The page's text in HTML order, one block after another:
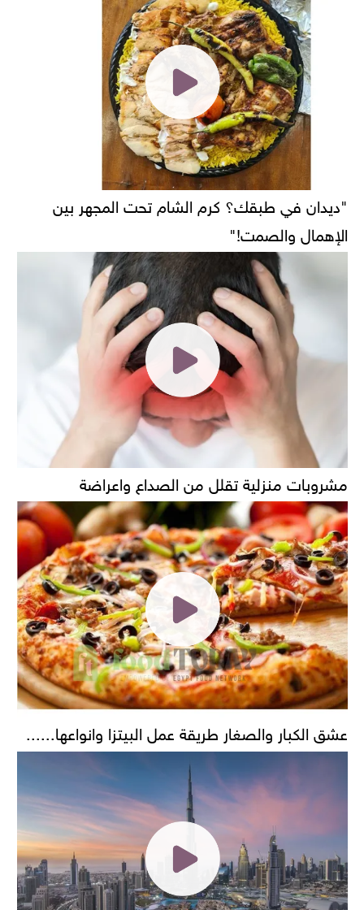
"ديدان في طبقك؟ كرم الشام تحت المجهر بين
الإهمال والصمت!"
مشروبات منزلية تقلل من الصداع واعراضة
عشق الكبار والصغار طريقة عمل البيتزا وانواعها......